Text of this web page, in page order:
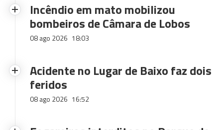
Incêndio em mato mobilizou
bombeiros de Câmara de Lobos
08 ago 2026 18:03
Acidente no Lugar de Baixo faz dois
feridos
08 ago 2026 16:52